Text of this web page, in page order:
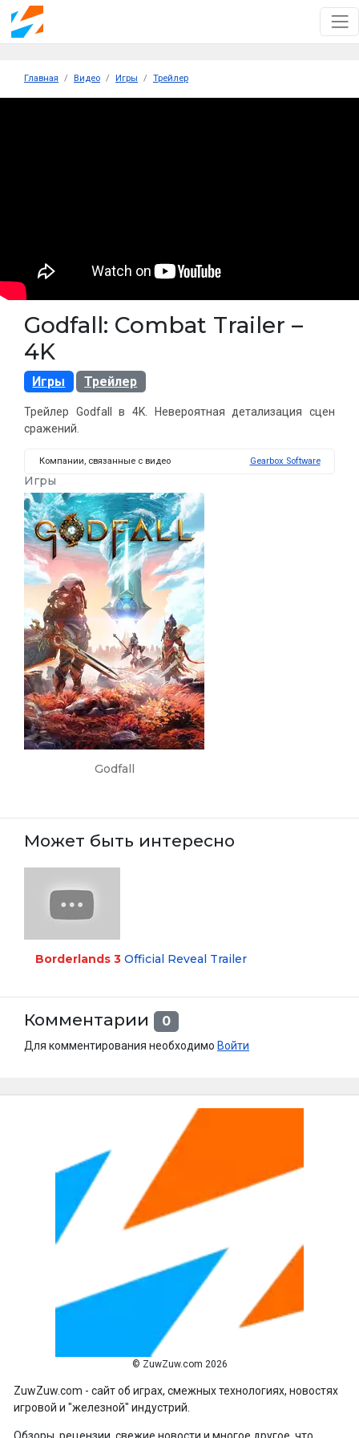
Главная Видео Игры Трейлер
Godfall: Combat Trailer –
4K
Игры Трейлер
Трейлер Godfall в 4K. Невероятная детализация сцен
сражений.
Компании, связанные с видео Gearbox Software
Игры
Godfall
Может быть интересно
Borderlands 3 Official Reveal Trailer
Комментарии 0
Для комментирования необходимо Войти
© ZuwZuw.com 2026
ZuwZuw.com - сайт об играх, смежных технологиях, новостях
игровой и "железной" индустрий.